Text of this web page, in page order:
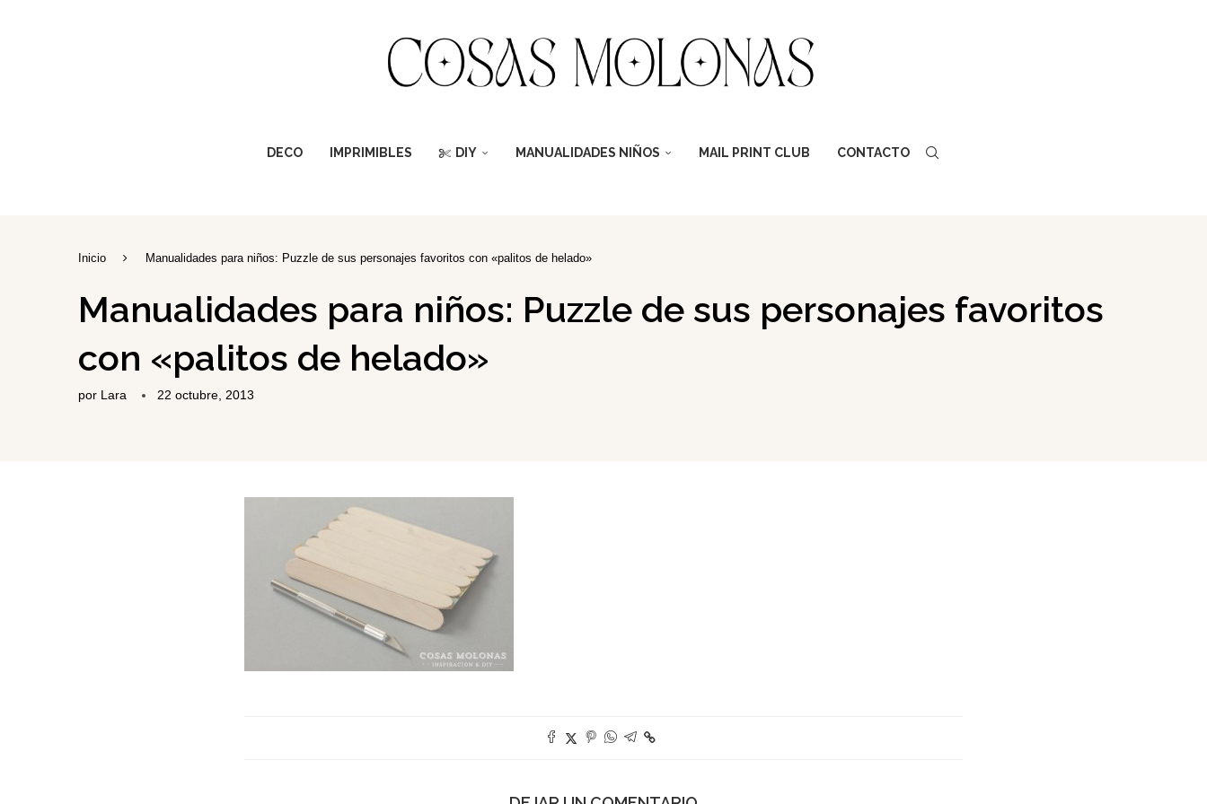
DECO IMPRIMIBLES DIY MANUALIDADES NIÑOS MAIL PRINT CLUB CONTACTO
Inicio Manualidades para niños: Puzzle de sus personajes favoritos con «palitos de helado»
Manualidades para niños: Puzzle de sus personajes favoritos
con «palitos de helado»
por Lara 22 octubre, 2013